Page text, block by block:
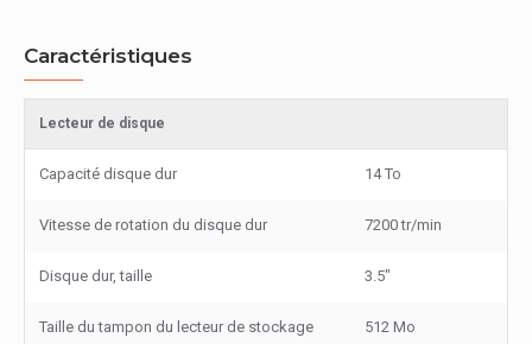
Caractéristiques
Lecteur de disque
Capacité disque dur 14 To
Vitesse de rotation du disque dur 7200 tr/min
Disque dur, taille 3.5"
Taille du tampon du lecteur de stockage 512 Mo